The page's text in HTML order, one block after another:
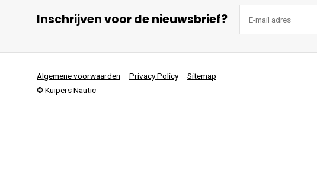
Inschrijven voor de nieuwsbrief?
Algemene voorwaarden Privacy Policy
Sitemap
© Kuipers Nautic